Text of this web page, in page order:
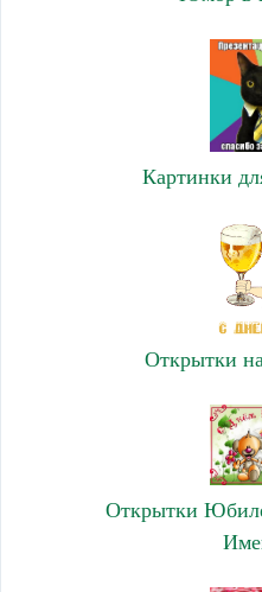
Картинки
Открытки
Открытки